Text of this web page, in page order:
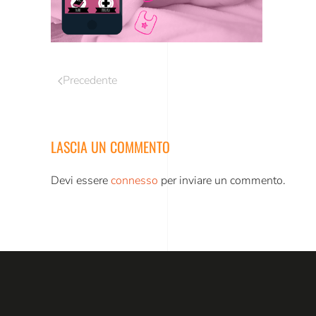
Precedente
LASCIA UN COMMENTO
Devi essereconnesso per inviare un commento.